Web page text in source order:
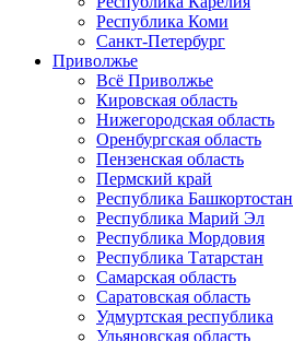
Республика Коми
Санкт-Петербург
Приволжье
Всё Приволжье
Кировская область
Нижегородская область
Оренбургская область
Пензенская область
Пермский край
Республика Башкортостан
Республика Марий Эл
Республика Мордовия
Республика Татарстан
Самарская область
Саратовская область
Удмуртская республика
Ульяновская область